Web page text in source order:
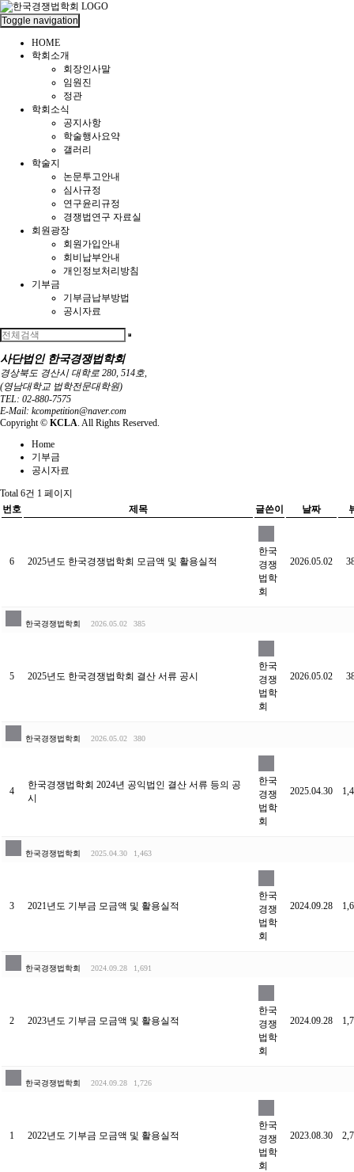
Toggle navigation
HOME
학회소개
회장인사말
임원진
정관
학회소식
공지사항
학술행사요약
갤러리
학술지
논문투고안내
심사규정
연구윤리규정
경쟁법연구 자료실
회원광장
회원가입안내
회비납부안내
개인정보처리방침
기부금
기부금납부방법
공시자료
사단법인 한국경쟁법학회
경상북도 경산시 대학로 280, 514호,
(영남대학교 법학전문대학원)
TEL: 02-880-7575
E-Mail: kcompetition@naver.com
Copyright © KCLA. All Rights Reserved.
Home
기부금
공시자료
Total 6건 1 페이지
번호
제목 글쓴이 날짜
6 2025년도 한국경쟁법학회 모금액 및 활용실적
한국
경쟁
법학
회
2026.05.02
한국경쟁법학회 2026.05.02 385
5 2025년도 한국경쟁법학회 결산 서류 공시
한국
경쟁
법학
회
2026.05.02
한국경쟁법학회 2026.05.02 380
4
한국경쟁법학회 2024년 공익법인 결산 서류 등의 공
시
한국
경쟁
법학
회
2025.04.30
한국경쟁법학회 2025.04.30 1,463
3 2021년도 기부금 모금액 및 활용실적
한국
경쟁
법학
회
2024.09.28
한국경쟁법학회 2024.09.28 1,691
2 2023년도 기부금 모금액 및 활용실적
한국
경쟁
법학
회
2024.09.28
한국경쟁법학회 2024.09.28 1,726
1 2022년도 기부금 모금액 및 활용실적
한국
경쟁
법학
회
2023.08.30